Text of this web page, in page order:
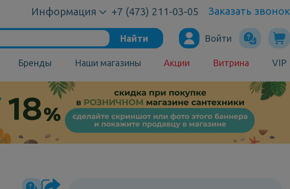
Информация +7 (473) 211-03-05 Заказать звонок
Найти
Бренды Наши магазины Акции Витрина VIP
Войти